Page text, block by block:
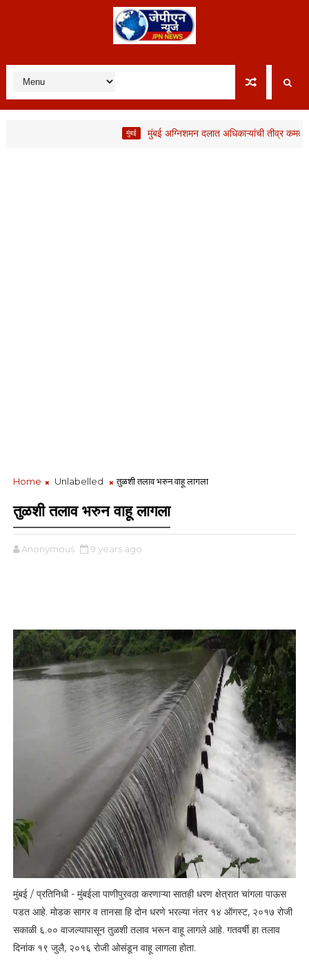
मुंबई अग्निशमन दलात अधिकाऱ्यांची तीव्र कमतरता;
Home Unlabelled तुळशी तलाव भरुन वाहू लागला
तुळशी तलाव भरुन वाहू लागला
Anonymous 9 years ago
मुंबई / प्रतिनिधी - मुंबईला पाणीपुरवठा करणाऱ्या सातही धरण क्षेत्रात चांगला पाऊस
पडत आहे. मोडक सागर व तानसा हि दोन धरणे भरल्या नंतर १४ ऑगस्‍ट, २०१७ रोजी
सकाळी ६.०० वाजल्यापासून तुळशी तलाव भरून वाहू लागले आहे. गतवर्षी हा तलाव
दिनांक १९ जुलै, २०१६ रोजी ओसंडून वाहू लागला होता.